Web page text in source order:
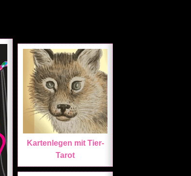
Kartenlegen mit Tier-
Tarot